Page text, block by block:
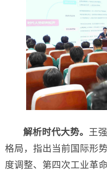
解析时代大势。 王
格局，指出当前国际形
度调整、第四次工业革